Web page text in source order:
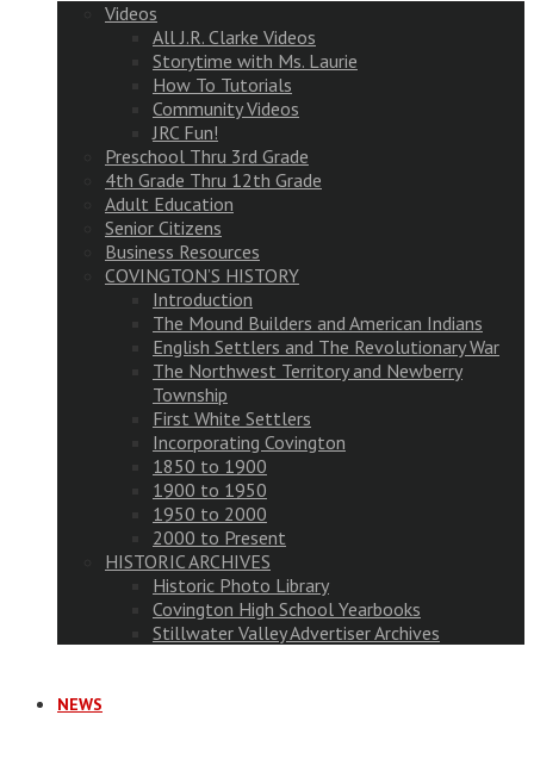
Videos
All J.R. Clarke Videos
Storytime with Ms. Laurie
How To Tutorials
Community Videos
JRC Fun!
Preschool Thru 3rd Grade
4th Grade Thru 12th Grade
Adult Education
Senior Citizens
Business Resources
COVINGTON’S HISTORY
Introduction
The Mound Builders and American Indians
English Settlers and The Revolutionary War
The Northwest Territory and Newberry
Township
First White Settlers
Incorporating Covington
1850 to 1900
1900 to 1950
1950 to 2000
2000 to Present
HISTORIC ARCHIVES
Historic Photo Library
Covington High School Yearbooks
Stillwater Valley Advertiser Archives
NEWS